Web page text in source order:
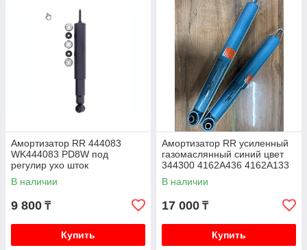
Mitsubishi Outlander 1 2003-2006 2.4 4G64
(Mivec) бензин CU4W CU5W
Mitsubishi Outlander 2 XL 2005-2012 2.0 4B11,
2.4 4B12, 3.0 6B31 бензин CW4W CW5W CW6W
Mitsubishi Outlander 3 2006-2011 2.0 4B11, 2.4
4B12, 3.0 6B31 бензин GF2W GF3W
Mitsubishi L200 2 поколение 1996-2007 2.5
4D56T K74T
Mitsubishi L200 2005-2018 2.5 4D56 дизель KB4T
Mitsubishi ASX 2010- 1.6 4A92 бензин GA1W, 2.0
4B11 4J11 бензин GA2W
Mitsubishi Lancer X (10) 2007-2017 1.8 4B10
Mitsubishi Pajero iO 1996-2003 1.8 4G93 бензин,
2.0 4G94 бензин, H66W H76W
Mitsubishi Pajero Junior 1996-2003 1.1 4A31
Амортизатор RR 444083
WK444083 PD8W под
регулир ухо шток
В наличии
9 800 ₸
Купить
Амортизатор RR усиленный
газомаслянный синий цвет
344300 4162A436 4162A133
SRR344300
В наличии
17 000 ₸
Купить